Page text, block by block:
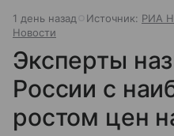
1 день назад Источник: РИА
Новости
Эксперты
России с
ростом цен